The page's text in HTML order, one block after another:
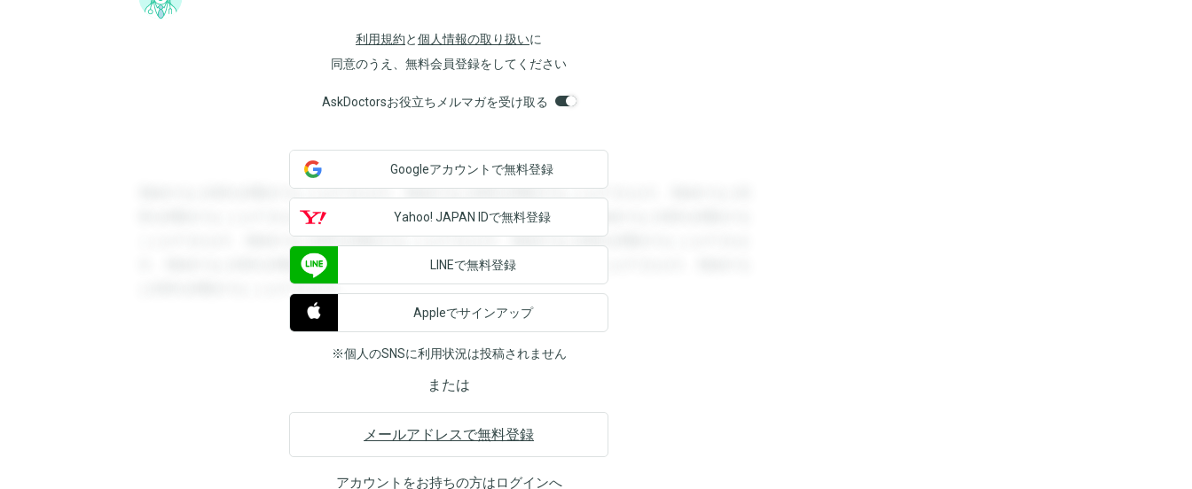
利用規約と個人情報の取り扱いに
同意のうえ、無料会員登録をしてください
AskDoctorsお役立ちメルマガを受け取る
登録すると回答を閲覧することができます。登録すると回答を閲覧することができます。登録すると回
答を閲覧することができます。登録すると回答を閲覧することができます。登録すると回答を閲覧する
ことができます。登録すると回答を閲覧することができます。登録すると回答を閲覧することができま
す。登録すると回答を閲覧することができます。登録すると回答を閲覧することができます。登録する
と回答を閲覧することができます。
Googleアカウントで無料登録
Yahoo! JAPAN IDで無料登録
LINEで無料登録
Appleでサインアップ
※個人のSNSに利用状況は投稿されません
または
メールアドレスで無料登録
アカウントをお持ちの方はログインへ